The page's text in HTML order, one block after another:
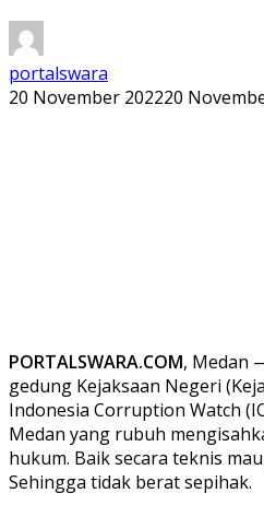
portalswara
20 November 202220
PORTALSWARA.COM, Medan
gedung Kejaksaan Negeri
Indonesia Corruption Watch
Medan yang rubuh
hukum. Baik secara teknis
Sehingga tidak berat sepihak.